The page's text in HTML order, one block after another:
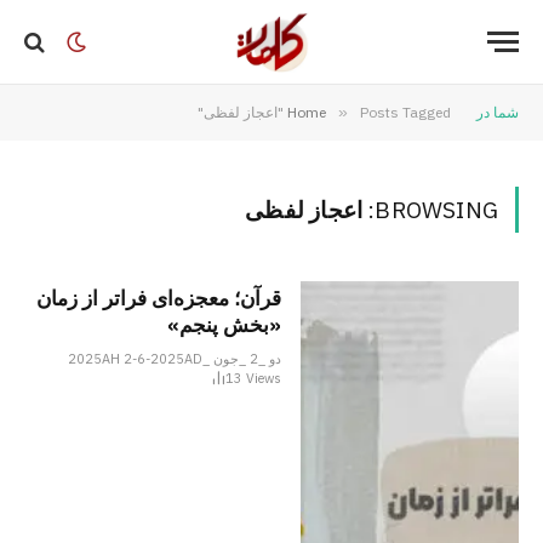
شما در Home » Posts Tagged "اعجاز لفظی"
BROWSING: اعجاز لفظی
قرآن؛ معجزه‌ای فراتر از زمان
«بخش پنجم»
دو _2 _جون _2025AH 2-6-2025AD
13Views